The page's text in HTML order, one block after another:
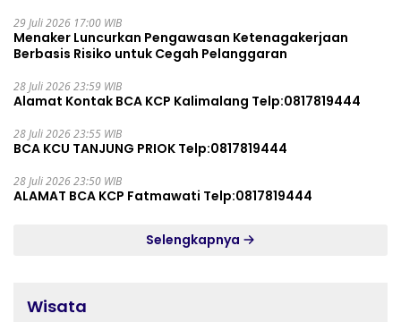
29 Juli 2026 17:00 WIB
Menaker Luncurkan Pengawasan Ketenagakerjaan
Berbasis Risiko untuk Cegah Pelanggaran
28 Juli 2026 23:59 WIB
Alamat Kontak BCA KCP Kalimalang Telp:0817819444
28 Juli 2026 23:55 WIB
BCA KCU TANJUNG PRIOK Telp:0817819444
28 Juli 2026 23:50 WIB
ALAMAT BCA KCP Fatmawati Telp:0817819444
Selengkapnya
Wisata